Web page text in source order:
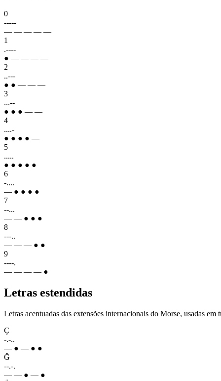
0
-----
— — — — —
1
.----
● — — — —
2
..---
● ● — — —
3
...--
● ● ● — —
4
....-
● ● ● ● —
5
.....
● ● ● ● ●
6
-....
— ● ● ● ●
7
--...
— — ● ● ●
8
---..
— — — ● ●
9
----.
— — — — ●
Letras estendidas
Letras acentuadas das extensões internacionais do Morse, usadas
Ç
-.-..
— ● — ● ●
Ğ
--.-.
— — ● — ●